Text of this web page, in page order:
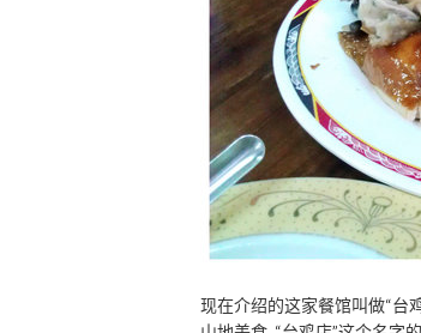
现在介绍的这家餐馆叫做“台